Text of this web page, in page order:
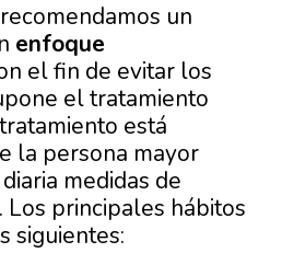
un
enfoque
el fin de evitar los
el tratamiento
está
la persona mayor
medidas de
Los principales hábitos
siguientes: